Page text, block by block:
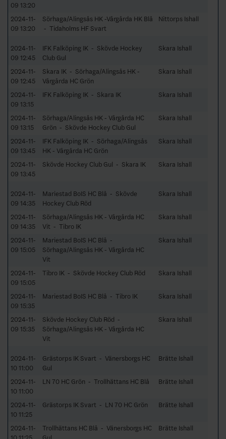
09 13:20
2024-11-
09 13:20
Sörhaga/Alingsås HK -Vårgårda HK Blå
- Tidaholms HF Svart
Nittorps Ishall
2024-11-
09 12:45
IFK Falköping IK - Skövde Hockey
Club Gul
Skara Ishall
2024-11-
09 12:45
Skara IK - Sörhaga/Alingsås HK -
Vårgårda HC Grön
Skara Ishall
2024-11-
09 13:15
IFK Falköping IK - Skara IK Skara Ishall
2024-11-
09 13:15
Sörhaga/Alingsås HK - Vårgårda HC
Grön - Skövde Hockey Club Gul
Skara Ishall
2024-11-
09 13:45
IFK Falköping IK - Sörhaga/Alingsås
HK - Vårgårda HC Grön
Skara Ishall
2024-11-
09 13:45
Skövde Hockey Club Gul - Skara IK Skara Ishall
2024-11-
09 14:35
Mariestad BoIS HC Blå - Skövde
Hockey Club Röd
Skara Ishall
2024-11-
09 14:35
Sörhaga/Alingsås HK - Vårgårda HC
Vit - Tibro IK
Skara Ishall
2024-11-
09 15:05
Mariestad BoIS HC Blå -
Sörhaga/Alingsås HK - Vårgårda HC
Vit
Skara Ishall
2024-11-
09 15:05
Tibro IK - Skövde Hockey Club Röd Skara Ishall
2024-11-
09 15:35
Mariestad BoIS HC Blå - Tibro IK Skara Ishall
2024-11-
09 15:35
Skövde Hockey Club Röd -
Sörhaga/Alingsås HK - Vårgårda HC
Vit
Skara Ishall
2024-11-
10 11:00
Grästorps IK Svart - Vänersborgs HC
Gul
Brätte Ishall
2024-11-
10 11:00
LN 70 HC Grön - Trollhättans HC Blå Brätte Ishall
2024-11-
10 11:25
Grästorps IK Svart - LN 70 HC Grön Brätte Ishall
2024-11-
Trollhättans HC Blå - Vänersborgs HC
Brätte Ishall